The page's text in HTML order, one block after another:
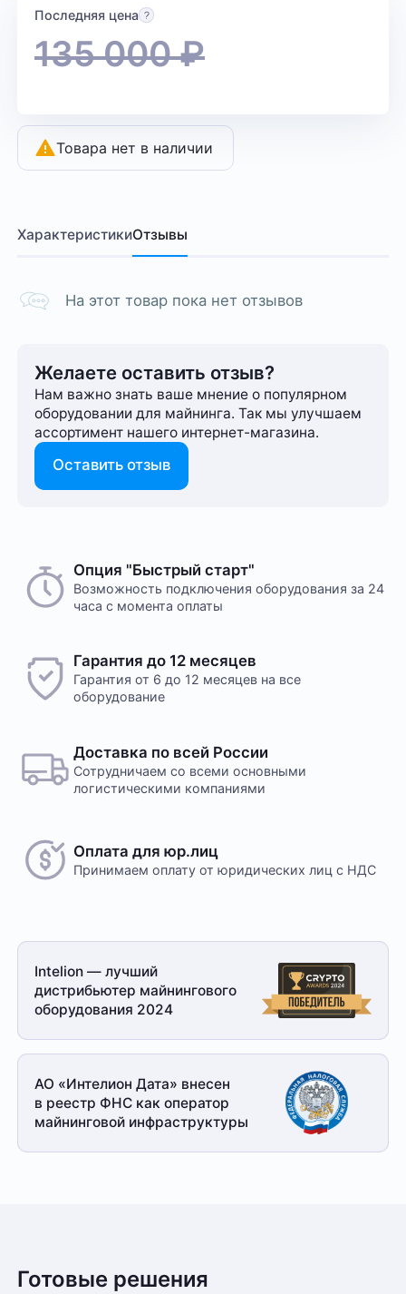
Последняя цена
135 000₽
Товара нет в наличии
ХарактеристикиОтзывы
На этот товар пока нет отзывов
Желаете оставить отзыв?
Нам важно знать ваше мнение о популярном
оборудовании для майнинга. Так мы улучшаем
ассортимент нашего интернет-⁠магазина.
Оставить отзыв
Опция "Быстрый старт"
Возможность подключения оборудования за 24
часа с момента оплаты
Гарантия до 12 месяцев
Гарантия от 6 до 12 месяцев на все
оборудование
Доставка по всей России
Сотрудничаем со всеми основными
логистическими компаниями
Оплата для юр.лиц
Принимаем оплату от юридических лиц с НДС
Intelion — лучший
дистрибьютер майнингового
оборудования 2024
АО «Интелион Дата» внесен
в реестр ФНС как оператор
майнинговой инфраструктуры
Готовые решения